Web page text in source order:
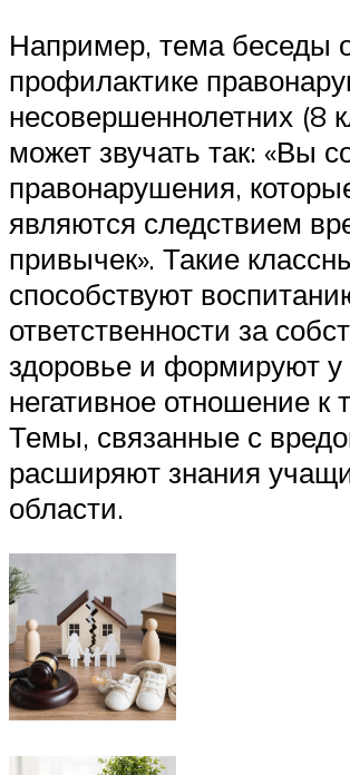
Например, тема беседы
профилактике
несовершеннолетних (8
может звучать так: «Вы
правонарушения,
являются следствием
привычек». Такие
способствуют
ответственности за
здоровье и формируют у
негативное отношение к
Темы, связанные с
расширяют знания
области.